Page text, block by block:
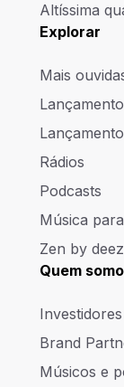
Altíssima
Explorar
Mais
Rádios
Podcasts
Música
Zen by
Quem
Investidores
Brand
Músicos e